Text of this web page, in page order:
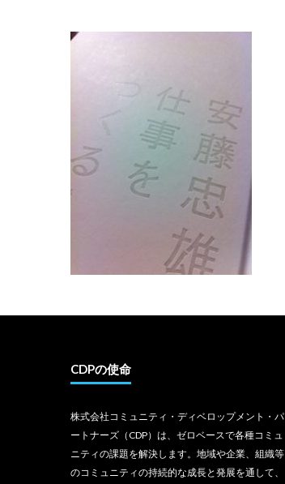
CDPの使命
株式会社コミュニティ・ディベロップメント・パ
ートナーズ（CDP）は、ゼロベースで各種コミュ
ニティの課題を解決します。地域や企業、組織等
のコミュニティの持続的な成長と発展を通して、